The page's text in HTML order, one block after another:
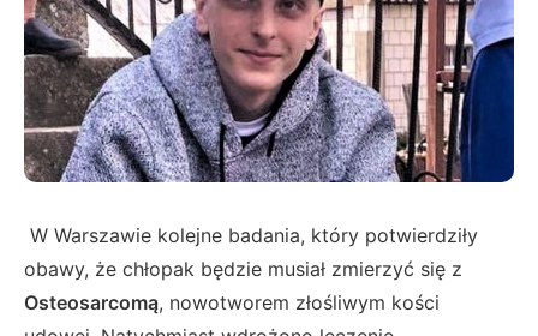
W Warszawie kolejne badania, który potwierdziły
obawy, że chłopak będzie musiał zmierzyć się z
Osteosarcomą, nowotworem złośliwym kości